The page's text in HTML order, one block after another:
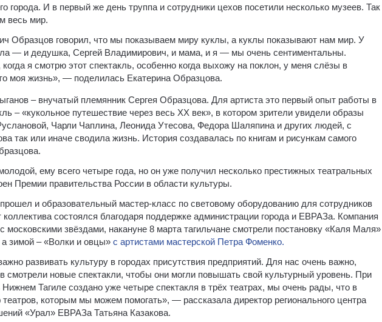
города. И в первый же день труппа и сотрудники цехов посетили несколько музеев. Так
весь мир.
Образцов говорил, что мы показываем миру куклы, а куклы показывают нам мир. У
— и дедушка, Сергей Владимирович, и мама, и я — мы очень сентиментальны.
я смотрю этот спектакль, особенно когда выхожу на поклон, у меня слёзы в
моя жизнь», — поделилась Екатерина Образцова.
– внучатый племянник Сергея Образцова. Для артиста это первый опыт работы в
– «кукольное путешествие через весь XX век», в котором зрители увидели образы
Чарли Чаплина, Леонида Утесова, Федора Шаляпина и других людей, с
так или иначе сводила жизнь. История создавалась по книгам и рисункам самого
ему всего четыре года, но он уже получил несколько престижных театральных
Премии правительства России в области культуры.
и образовательный мастер-класс по световому оборудованию для сотрудников
коллектива состоялся благодаря поддержке администрации города и ЕВРАЗа. Компания
московскими звёздами, накануне 8 марта тагильчане смотрели постановку «Каля Маля»
зимой – «Волки и овцы» с артистами мастерской Петра Фоменко.
развивать культуру в городах присутствия предприятий. Для нас очень важно,
смотрели новые спектакли, чтобы они могли повышать свой культурный уровень. При
Тагиле создано уже четыре спектакля в трёх театрах, мы очень рады, что в
которым мы можем помогать», — рассказала директор регионального центра
«Урал» ЕВРАЗа Татьяна Казакова.